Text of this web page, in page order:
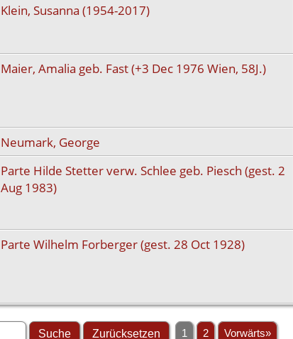
Klein, Susanna (1954-2017)
Maier, Amalia geb. Fast (+3 Dec 1976 Wien, 58J.)
Neumark, George
Parte Hilde Stetter verw. Schlee geb. Piesch (gest. 2
Aug 1983)
Parte Wilhelm Forberger (gest. 28 Oct 1928)
1 2 Vorwärts»